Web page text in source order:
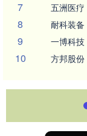
7 五洲医疗
8 耐科装备
9 一博科技
10 方邦股份